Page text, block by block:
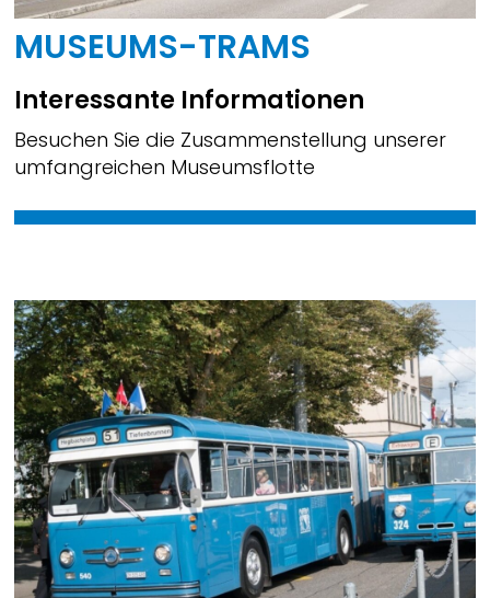
MUSEUMS-TRAMS
Interessante Informationen
Besuchen Sie die Zusammenstellung unserer
umfangreichen Museumsflotte